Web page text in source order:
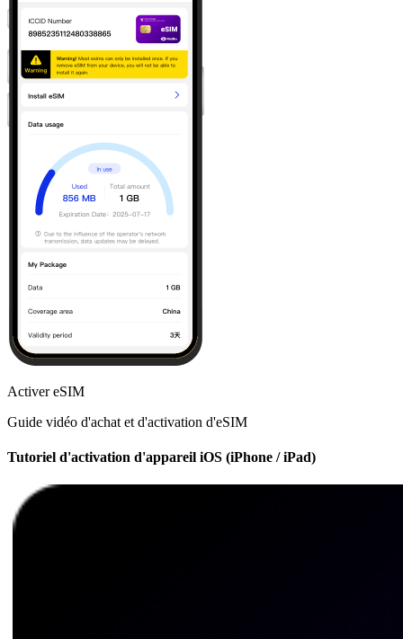
Activer eSIM
Guide vidéo d'achat et d'activation d'eSIM
Tutoriel d'activation d'appareil iOS (iPhone / iPad)